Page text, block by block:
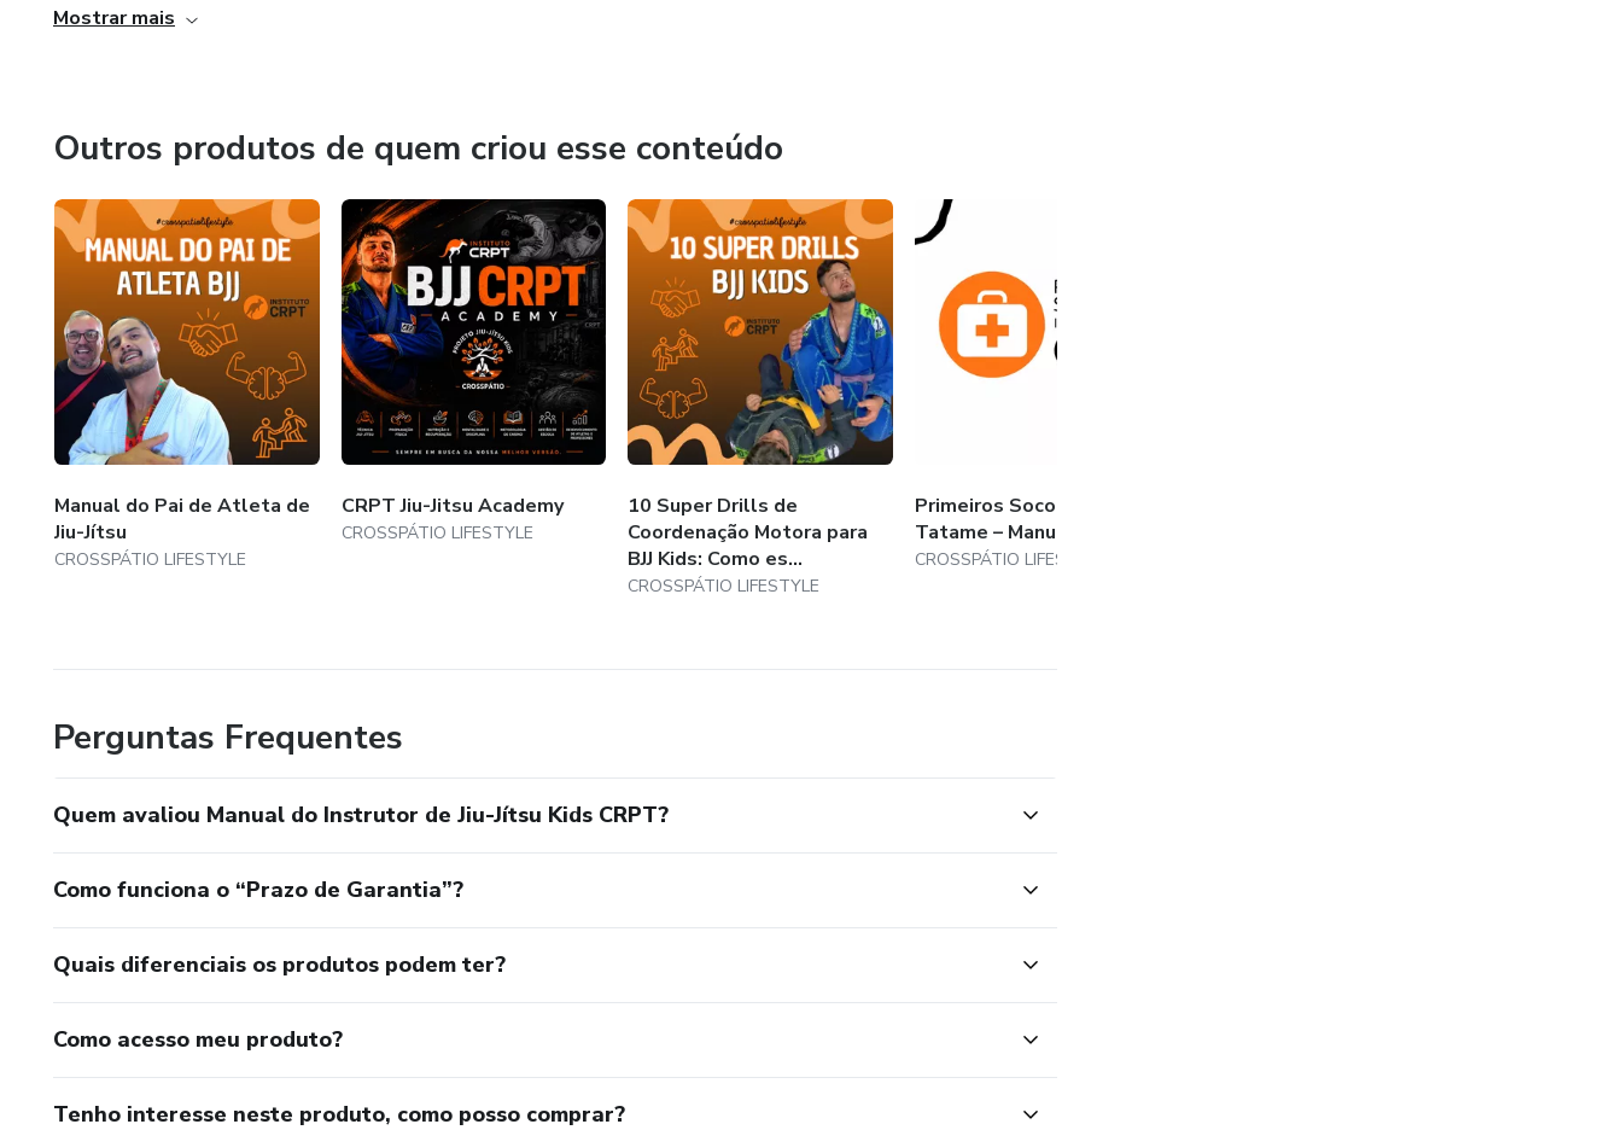
Mostrar mais
Outros produtos de quem criou esse conteúdo
Manual do Pai de Atleta de
Jiu-Jítsu
CROSSPÁTIO LIFESTYLE
CRPT Jiu-Jitsu Academy
CROSSPÁTIO LIFESTYLE
10 Super Drills de
Coordenação Motora para
BJJ Kids: Como es...
CROSSPÁTIO LIFESTYLE
Primeiros Socorros para o
Tatame – Manual CRPT
CROSSPÁTIO LIFESTYLE
Perguntas Frequentes
Quem avaliou Manual do Instrutor de Jiu-Jítsu Kids CRPT?
Como funciona o “Prazo de Garantia”?
Quais diferenciais os produtos podem ter?
Como acesso meu produto?
Tenho interesse neste produto, como posso comprar?